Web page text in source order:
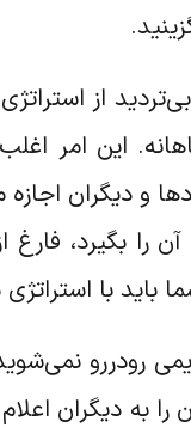
بی‌تردید از
این امر
و دیگران
بگیرد، فارغ
باید با
رودررو
را به دیگران